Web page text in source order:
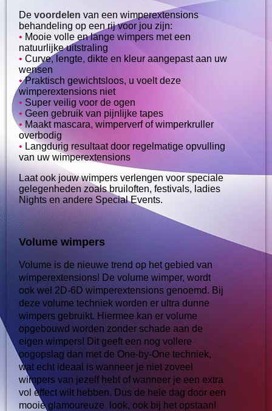
Devoordelen van een wimperextensions
behandeling op een rij voor jou zijn:
• Mooie volle en lange wimpers met een
natuurlijke uitstraling
• Curve, lengte, dikte en kleur aangepast aan uw
wensen
•Praktisch gewichtsloos, u voelt deze
wimperextensions niet
• Super veilig voor de ogen
• Geen gebruik van pijnlijke tapes
•Maakt mascara, wimperverf of wimperkruller
overbodig
• Langdurig resultaat door regelmatige opvulling
van uw wimperextensions
Laat ook jouw wimpers verlengen voor speciale
gelegenheden zoals bruiloften, festivals, ladies
Nights en andere Special Events.
Volume wimpers
Volume is de nieuwe trend op het gebied van
wimperextensions! De volume wimper, wordt
ook wel 2D-6D wimperextensions genoemd. Bij
deze volume techniek worden er ultra dunne
wimpers gebruikt. Hiermee kan er volume
opgebouwd worden zonder schade aan de
eigen wimpers! Dit geeft een nog vollere
oogopslag dan met de One-by-One techniek,
wat echt ideaal is wanneer je niet zoveel
wimpers van jezelf hebt of wanneer je een extra
vol effect wilt hebben. Dus de hele dag door een
mooie glamoureuze look, ook bij het opstaan!